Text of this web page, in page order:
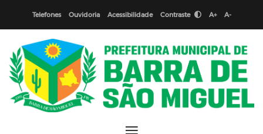
Telefones Ouvidoria Acessibilidade Contraste A+ A-